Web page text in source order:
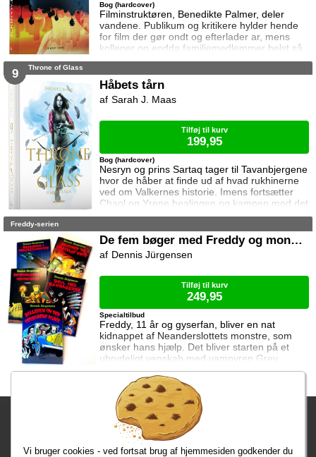
Filminstruktøren, Benedikte Palmer, deler
vandene. Publikum og kritikere hylder hende
for film der gør ondt og efterlader ar, mens
kolleger og endda familiemedlemmer helst så
hende forsvinde. Under en rejse til Los
miste livet. Da efterforskningen fortsætter
nyuddannede agent April Biggs for at assistere
Bog (hardcover)
9 Throne of Glass
Håbets tårn
Nesryn og prins Sartaq tager til Tavanbjergene
hvor de håber at finde ud af hvad rukhinerne
ved om Valkernes historie. Imens fortsætter
Chaol og Yrene healingen og kampen mod det
mystiske mørke som lurer inden i ham. Men
deres venner derhjemme.
Bog (hardcover)
Sarah J. Maas
Tilføj til kurv
199,95
Freddy-serien
De fem bøger med Freddy og monstrene
Freddy, 11 år og gyserfan, bliver en nat
kidnappet af Neanderslottets monstre, som
ønsker hans hjælp. Det bliver starten på et
ubrydeligt venskab med vampyren Grev
Dracula, varulven Eddie, den hovedløse ridder
Sir Arthur Fieldstein, Frankenstein-uhyret
Boris, mumien Mummy og bøvsedragen Nitan.
Specialtilbud
Dennis Jürgensen
Tilføj til kurv
249,95
Fragtgebyret er DKK 59,95 • Fragtgebyret bortfalder ved køb over
DKK 299,00
Bestiller du inden kl. 13:00 har du dine varer i morgen!
Vi bruger cookies - ved fortsat brug af hjemmesiden godkender du